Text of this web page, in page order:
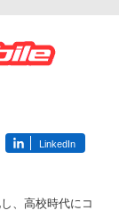
LinkedIn
、高校時代にコ